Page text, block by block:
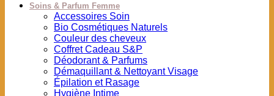
Soins & Parfum Femme
Accessoires Soin
Bio Cosmétiques Naturels
Couleur des cheveux
Coffret Cadeau S&P
Déodorant & Parfums
Démaquillant & Nettoyant Visage
Épilation et Rasage
Hygiène Intime